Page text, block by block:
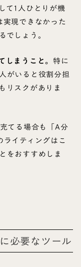
て1人ひとりが機
現できなかった
しょう。
まうこと。 特に
がいると役割分担
リスクがありま
てる場合も「A分
イティングはこ
をおすすめしま
必要なツール